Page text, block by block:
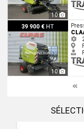
10
39 900 € HT
10
Claas VARIANT 465 RC